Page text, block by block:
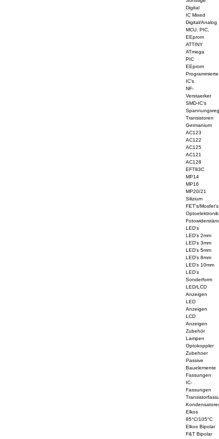
Digital
IC Mixed
Digital/Analog
MCU, PIC,
EEprom
ATTINY
ATmega
PIC
EEprom
Programmierte
IC's
NF-
Verstaerker
SMD-IC's
Transistoren
Germanium
AC123
AC122
AC125
AC121
AC128
EFT83C
MP14
MP16
MP20/21
Silizium
FET's/Mosfet's
Optoelektronik
LED's
LED's 2mm
LED's 3mm
LED's 5mm
LED's 8mm
LED's 10mm
LED's
Sonderform
LED/LCD
Anzeigen
LED
Anzeigen
LCD
Anzeigen
Zubehör
Lampen
Optokoppler
Zubehoer
Passive
Bauelemente
Fassungen
IC-
Fassungen
Elkos
85°C/105°C
Elkos Bipolar
F&T Bipolar